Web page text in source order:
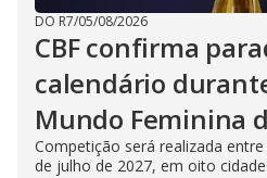
DO R7/05/08/2026
CBF confirma
calendário
Mundo Feminina
Competição será realizada
de julho de 2027, em oito